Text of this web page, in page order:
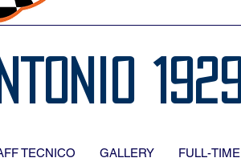
1929
TECNICO GALLERY FULL-TIME